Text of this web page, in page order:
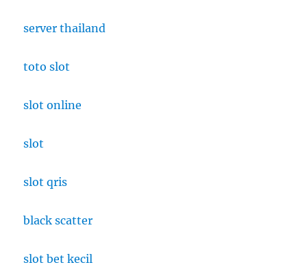
server thailand
toto slot
slot online
slot
slot qris
black scatter
slot bet kecil